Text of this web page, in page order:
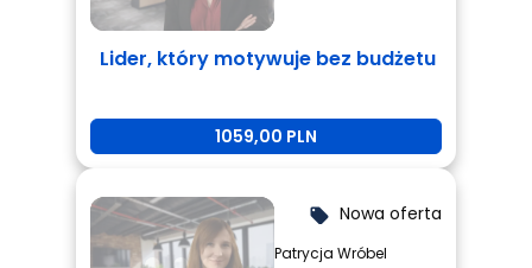
Lider, który motywuje bez budżetu
1059,00 PLN
local_offer Nowa oferta
Patrycja Wróbel